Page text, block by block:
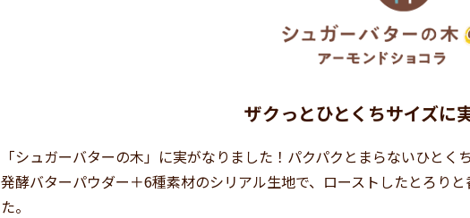
ザクっとひとくちサイズに
「シュガーバターの木」に実がなりました！パクパクとまらないひとく
発酵バターパウダー＋6種素材のシリアル生地で、ローストしたとろり
た。